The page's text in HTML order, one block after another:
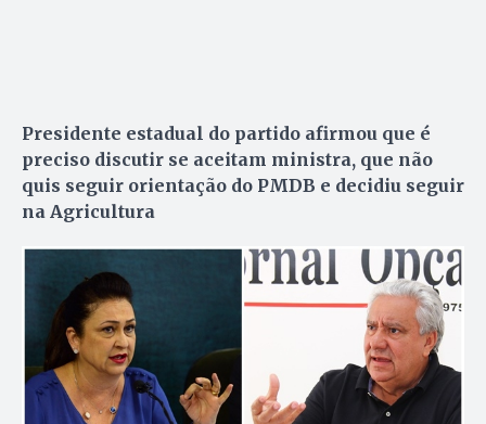
Presidente estadual do partido afirmou que é
preciso discutir se aceitam ministra, que não
quis seguir orientação do PMDB e decidiu seguir
na Agricultura